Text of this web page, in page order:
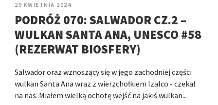
29 KWIETNIA 2024
PODRÓŻ 070: SALWADOR CZ.2 –
WULKAN SANTA ANA, UNESCO #58
(REZERWAT BIOSFERY)
Salwador oraz wznoszący się w jego zachodniej części
wulkan Santa Ana wraz z wierzchołkiem Izalco - czekał
na nas. Miałem wielką ochotę wejść na jakiś wulkan...